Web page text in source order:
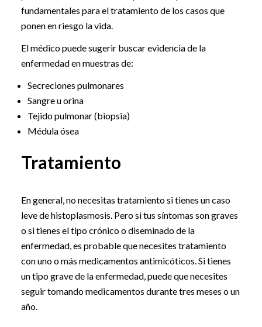
fundamentales para el tratamiento de los casos que
ponen en riesgo la vida.
El médico puede sugerir buscar evidencia de la
enfermedad en muestras de:
Secreciones pulmonares
Sangre u orina
Tejido pulmonar (biopsia)
Médula ósea
Tratamiento
En general, no necesitas tratamiento si tienes un caso
leve de histoplasmosis. Pero si tus síntomas son graves
o si tienes el tipo crónico o diseminado de la
enfermedad, es probable que necesites tratamiento
con uno o más medicamentos antimicóticos. Si tienes
un tipo grave de la enfermedad, puede que necesites
seguir tomando medicamentos durante tres meses o un
año.